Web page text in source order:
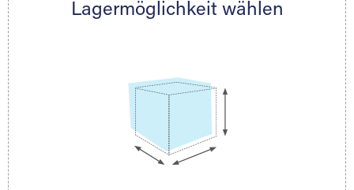
nächstgelegenen Partner und besprechen alles
Lagermöglichkeit wählen